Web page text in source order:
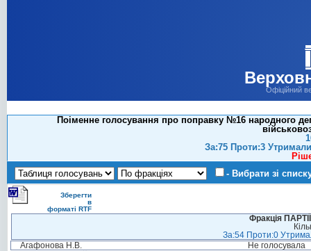
Офіційний
Поіменне голосування про поправку №16 народного
За:75 Проти:3
- Вибрати зі
Зберегти
в
форматі RTF
Фракція
За:54 Проти:0
Агафонова Н.В.
Не голосувала